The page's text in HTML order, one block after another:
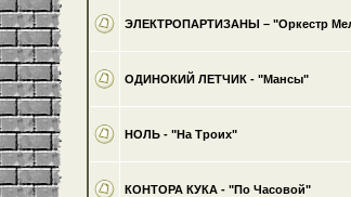
ЭЛЕКТРОПАРТИЗАНЫ – "Оркестр
ОДИНОКИЙ ЛЕТЧИК - "Мансы"
НОЛЬ - "На Троих"
КОНТОРА КУКА - "По Часовой"